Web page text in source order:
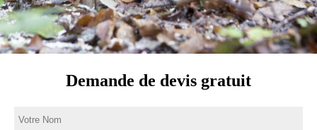
Demande de devis gratuit